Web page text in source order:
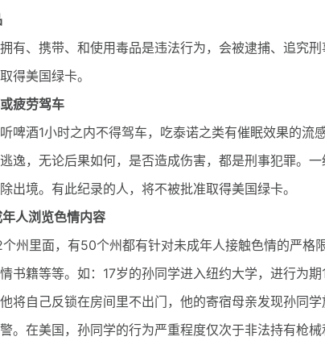
、携带、和使用毒品是违法行为，会被逮捕、追究刑
得美国绿卡。
疲劳驾车
酒1小时之内不得驾车，吃泰诺之类有催眠效果的流
逸，无论后果如何，是否造成伤害，都是刑事犯罪。
出境。有此纪录的人，将不被批准取得美国绿卡。
人浏览色情内容
里面，有50个州都有针对未成年人接触色情的严格
书籍等等。如：17岁的孙同学进入纽约大学，进行为
将自己反锁在房间里不出门，他的寄宿母亲发现孙同
。在美国，孙同学的行为严重程度仅次于非法持有枪械